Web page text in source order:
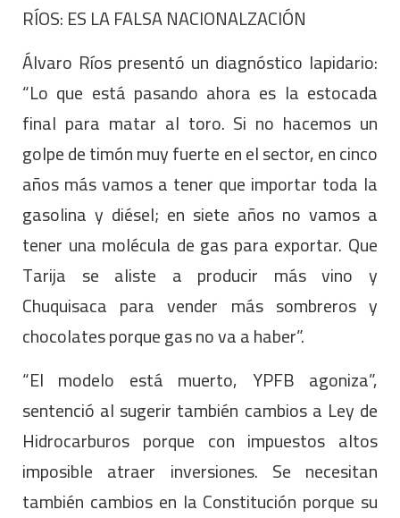
RÍOS: ES LA FALSA NACIONALZACIÓN
Álvaro Ríos presentó un diagnóstico lapidario:
“Lo que está pasando ahora es la estocada
final para matar al toro. Si no hacemos un
golpe de timón muy fuerte en el sector, en cinco
años más vamos a tener que importar toda la
gasolina y diésel; en siete años no vamos a
tener una molécula de gas para exportar. Que
Tarija se aliste a producir más vino y
Chuquisaca para vender más sombreros y
chocolates porque gas no va a haber”.
“El modelo está muerto, YPFB agoniza”,
sentenció al sugerir también cambios a Ley de
Hidrocarburos porque con impuestos altos
imposible atraer inversiones. Se necesitan
también cambios en la Constitución porque su